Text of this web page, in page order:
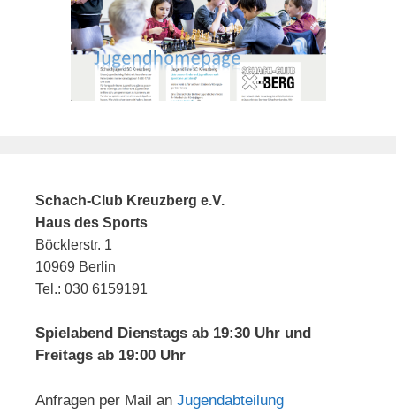
Schach-Club Kreuzberg e.V.
Haus des Sports
Böcklerstr. 1
10969 Berlin
Tel.: 030 6159191
Spielabend Dienstags ab 19:30 Uhr und
Freitags ab 19:00 Uhr
Anfragen per Mail an Jugendabteilung